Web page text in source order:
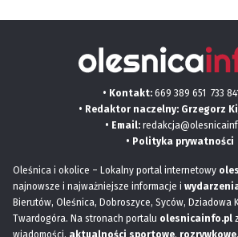
• Kontakt: 669 389 651 733
• Redaktor naczelny: Grzegorz
• Email:
• Polityka prywatności
Oleśnica i okolice – Lokalny portal internetowy
najnowsze i najważniejsze informacje i
Bierutów, Oleśnica, Dobroszyce, Syców, Dziadowa
Twardogóra. Na stronach portalu olesnicainfo.pl
wiadomości, aktualności sportowe,